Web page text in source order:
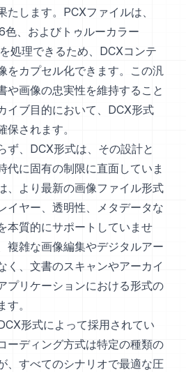
たします。PCXファイルは、
色、およびトゥルーカラー
処理できるため、DCXコンテ
をカプセル化できます。この汎
や画像の忠実性を維持すること
イブ目的において、DCX形式
されます。
ず、DCX形式は、その設計と
代に固有の制限に直面していま
、より最新の画像ファイル形式
イヤー、透明性、メタデータな
本質的にサポートしていませ
複雑な画像編集やデジタルアー
く、文書のスキャンやアーカイ
プリケーションにおける形式の
。
形式によって採用されてい
ーディング方式は特定の種類の
、すべてのシナリオで最適な圧